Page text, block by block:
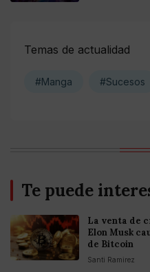
Temas de actualidad
#Manga #Sucesos
Te puede
La venta de
Elon Musk
de Bitcoin
Santi Ramirez